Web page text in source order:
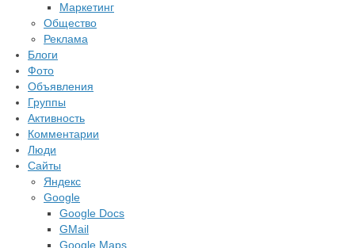
Маркетинг
Общество
Реклама
Блоги
Фото
Объявления
Группы
Активность
Комментарии
Люди
Сайты
Яндекс
Google
Google Docs
GMail
Google Maps